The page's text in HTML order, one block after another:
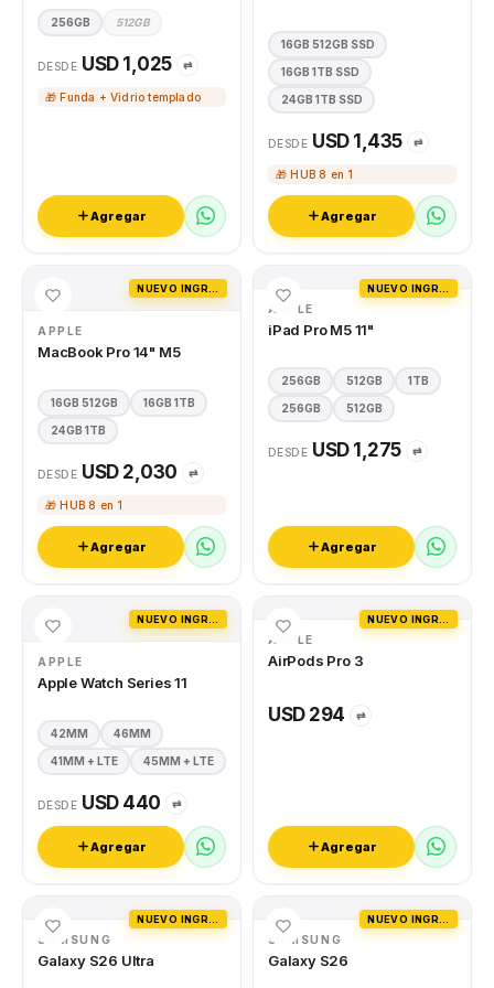
256GB 512GB
DESDE USD 1,025 ⇄
🎁 Funda + Vidrio templado
Agregar
16GB 512GB SSD
16GB 1TB SSD
24GB 1TB SSD
DESDE USD 1,435 ⇄
🎁 HUB 8 en 1
Agregar
APPLE
MacBook Pro 14" M5
16GB 512GB 16GB 1TB
24GB 1TB
DESDE USD 2,030 ⇄
🎁 HUB 8 en 1
Agregar
APPLE
iPad Pro M5 11"
256GB 512GB 1TB
256GB 512GB
DESDE USD 1,275 ⇄
Agregar
APPLE
Apple Watch Series 11
42MM 46MM
41MM + LTE 45MM + LTE
DESDE USD 440 ⇄
Agregar
APPLE
AirPods Pro 3
USD 294 ⇄
Agregar
SAMSUNG
Galaxy S26 Ultra
SAMSUNG
Galaxy S26